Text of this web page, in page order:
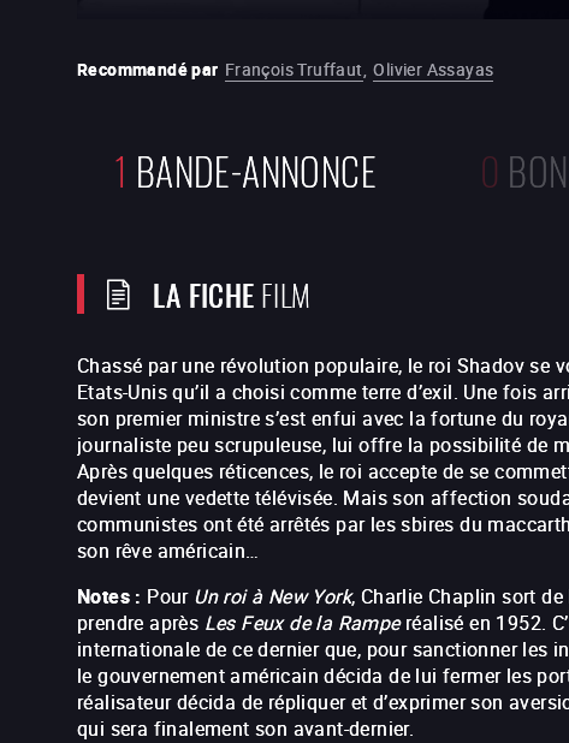
Recommandé par François Truffaut, Olivier Assayas
1 BANDE-ANNONCE 0
LA FICHEFILM
Chassé par une révolution populaire, le roi Shadov se
Etats-Unis qu’il a choisi comme terre d’exil. Une fois
son premier ministre s’est enfui avec la fortune du
journaliste peu scrupuleuse, lui offre la possibilité de
Après quelques réticences, le roi accepte de se
devient une vedette télévisée. Mais son affection
communistes ont été arrêtés par les sbires du
son rêve américain…
Notes : Pour Un roi à New York, Charlie Chaplin sort
prendre après Les Feux de la Ramperéalisé en 1952.
internationale de ce dernier que, pour sanctionner les
le gouvernement américain décida de lui fermer les
réalisateur décida de répliquer et d’exprimer son
qui sera finalement son avant-dernier.